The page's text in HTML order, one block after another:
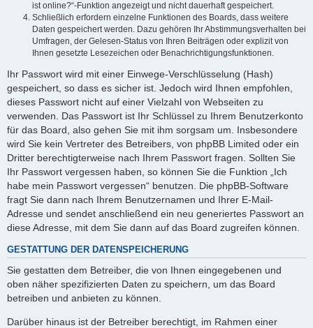
ist online?“-Funktion angezeigt und nicht dauerhaft gespeichert.
Schließlich erfordern einzelne Funktionen des Boards, dass weitere
Daten gespeichert werden. Dazu gehören Ihr Abstimmungsverhalten bei
Umfragen, der Gelesen-Status von Ihren Beiträgen oder explizit von
Ihnen gesetzte Lesezeichen oder Benachrichtigungsfunktionen.
Ihr Passwort wird mit einer Einwege-Verschlüsselung (Hash)
gespeichert, so dass es sicher ist. Jedoch wird Ihnen empfohlen,
dieses Passwort nicht auf einer Vielzahl von Webseiten zu
verwenden. Das Passwort ist Ihr Schlüssel zu Ihrem Benutzerkonto
für das Board, also gehen Sie mit ihm sorgsam um. Insbesondere
wird Sie kein Vertreter des Betreibers, von phpBB Limited oder ein
Dritter berechtigterweise nach Ihrem Passwort fragen. Sollten Sie
Ihr Passwort vergessen haben, so können Sie die Funktion „Ich
habe mein Passwort vergessen“ benutzen. Die phpBB-Software
fragt Sie dann nach Ihrem Benutzernamen und Ihrer E-Mail-
Adresse und sendet anschließend ein neu generiertes Passwort an
diese Adresse, mit dem Sie dann auf das Board zugreifen können.
GESTATTUNG DER DATENSPEICHERUNG
Sie gestatten dem Betreiber, die von Ihnen eingegebenen und
oben näher spezifizierten Daten zu speichern, um das Board
betreiben und anbieten zu können.
Darüber hinaus ist der Betreiber berechtigt, im Rahmen einer